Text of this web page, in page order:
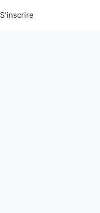
S’inscrire